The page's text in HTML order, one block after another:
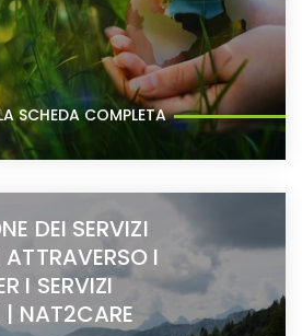
SCHEDA COMPLETA
DEI SERVIZI
I
I SERVIZI
| NAT2CARE